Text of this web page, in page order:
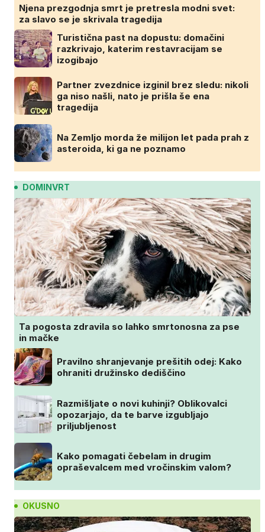
Njena prezgodnja smrt je pretresla modni svet:
za slavo se je skrivala tragedija
Turistična past na dopustu: domačini
razkrivajo, katerim restavracijam se
izogibajo
Partner zvezdnice izginil brez sledu: nikoli
ga niso našli, nato je prišla še ena
tragedija
Na Zemljo morda že milijon let pada prah z
asteroida, ki ga ne poznamo
DOMINVRT
Ta pogosta zdravila so lahko smrtonosna za pse
in mačke
Pravilno shranjevanje prešitih odej: Kako
ohraniti družinsko dediščino
Razmišljate o novi kuhinji? Oblikovalci
opozarjajo, da te barve izgubljajo
priljubljenost
Kako pomagati čebelam in drugim
opraševalcem med vročinskim valom?
OKUSNO